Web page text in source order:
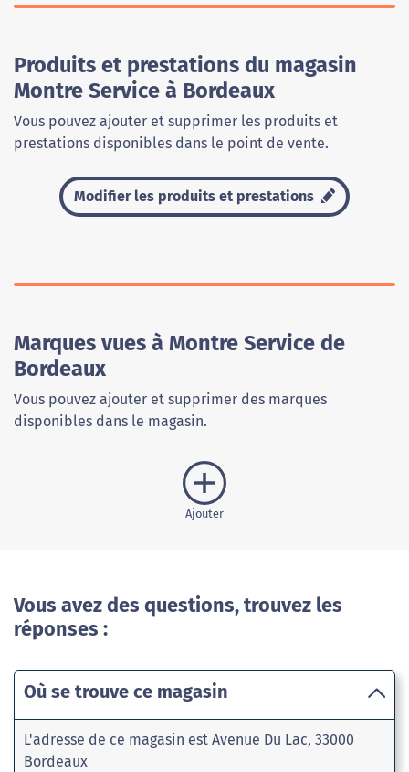
Produits et prestations du magasin
Montre Service à Bordeaux
Vous pouvez ajouter et supprimer les produits et
prestations disponibles dans le point de vente.
Modifier les produits et prestations
Marques vues à Montre Service de
Bordeaux
Vous pouvez ajouter et supprimer des marques
disponibles dans le magasin.
Ajouter
Vous avez des questions, trouvez les
réponses :
Où se trouve ce magasin
L'adresse de ce magasin est Avenue Du Lac, 33000
Bordeaux